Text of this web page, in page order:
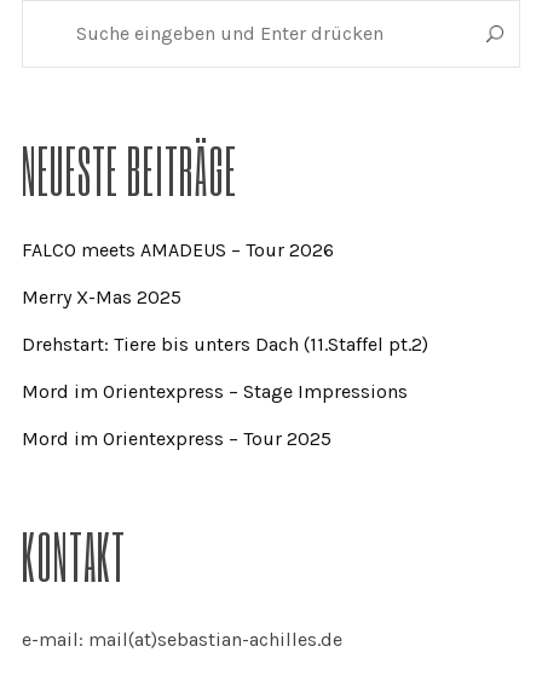
NEUESTE BEITRÄGE
FALCO meets AMADEUS – Tour 2026
Merry X-Mas 2025
Drehstart: Tiere bis unters Dach (11.Staffel pt.2)
Mord im Orientexpress – Stage Impressions
Mord im Orientexpress – Tour 2025
KONTAKT
e-mail: mail(at)sebastian-achilles.de